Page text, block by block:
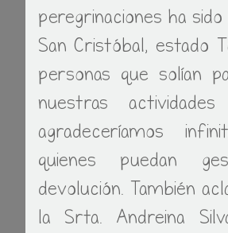
peregrinaciones ha
San Cristóbal, estado
personas que solían
nuestras
agradeceríamos
quienes puedan
devolución. También
la Srta. Andreina